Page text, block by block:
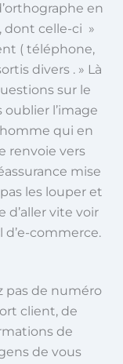
en
dont celle-ci »
( téléphone,
divers . » Là
sur le
l’image
qui en
renvoie vers
mise
les louper et
d’aller vite voir
d’e-commerce.
pas de numéro
client, de
de
de vous